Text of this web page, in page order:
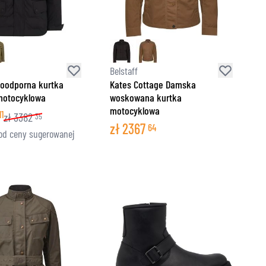
kurtka
zł3382 35
ceny sugerowanej
Belstaff
Kates Cottage Damska
woskowana kurtka
motocyklowa
zł2367 64